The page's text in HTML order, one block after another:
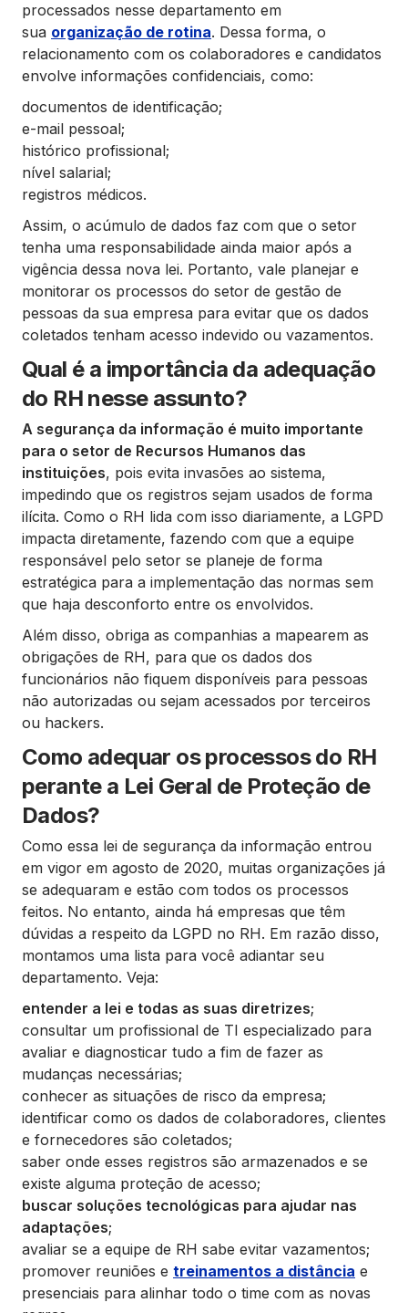
processados nesse departamento em
sua organização de rotina. Dessa forma, o
relacionamento com os colaboradores e candidatos
envolve informações confidenciais, como:
documentos de identificação;
e-mail pessoal;
histórico profissional;
nível salarial;
registros médicos.
Assim, o acúmulo de dados faz com que o setor
tenha uma responsabilidade ainda maior após a
vigência dessa nova lei. Portanto, vale planejar e
monitorar os processos do setor de gestão de
pessoas da sua empresa para evitar que os dados
coletados tenham acesso indevido ou vazamentos.
Qual é a importância da adequação
do RH nesse assunto?
A segurança da informação é muito importante
para o setor de Recursos Humanos das
instituições, pois evita invasões ao sistema,
impedindo que os registros sejam usados de forma
ilícita. Como o RH lida com isso diariamente, a LGPD
impacta diretamente, fazendo com que a equipe
responsável pelo setor se planeje de forma
estratégica para a implementação das normas sem
que haja desconforto entre os envolvidos.
Além disso, obriga as companhias a mapearem as
obrigações de RH, para que os dados dos
funcionários não fiquem disponíveis para pessoas
não autorizadas ou sejam acessados por terceiros
ou hackers.
Como adequar os processos do RH
perante a Lei Geral de Proteção de
Dados?
Como essa lei de segurança da informação entrou
em vigor em agosto de 2020, muitas organizações já
se adequaram e estão com todos os processos
feitos. No entanto, ainda há empresas que têm
dúvidas a respeito da LGPD no RH. Em razão disso,
montamos uma lista para você adiantar seu
departamento. Veja:
entender a lei e todas as suas diretrizes;
consultar um profissional de TI especializado para
avaliar e diagnosticar tudo a fim de fazer as
mudanças necessárias;
conhecer as situações de risco da empresa;
identificar como os dados de colaboradores, clientes
e fornecedores são coletados;
saber onde esses registros são armazenados e se
existe alguma proteção de acesso;
buscar soluções tecnológicas para ajudar nas
adaptações;
avaliar se a equipe de RH sabe evitar vazamentos;
promover reuniões e treinamentos a distância e
presenciais para alinhar todo o time com as novas